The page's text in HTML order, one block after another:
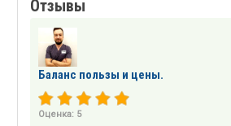
Отзывы
Баланс пользы и цены.
Оценка: 5